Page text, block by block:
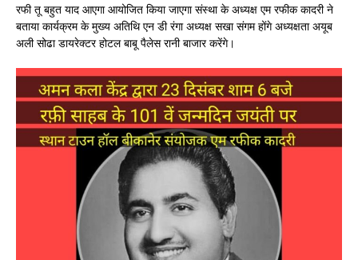
रफी तू बहुत याद आएगा आयोजित किया जाएगा संस्था के अध्यक्ष एम रफीक कादरी ने
बताया कार्यक्रम के मुख्य अतिथि एन डी रंगा अध्यक्ष सखा संगम होंगे अध्यक्षता अयूब
अली सोढा डायरेक्टर होटल बाबू पैलेस रानी बाजार करेंगे।